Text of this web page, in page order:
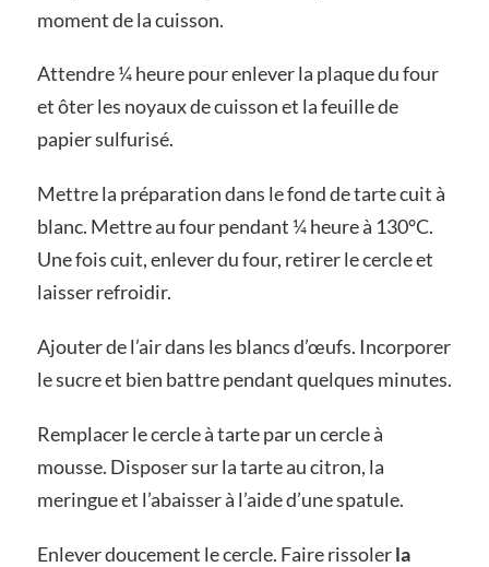
moment de la cuisson.
Attendre ¼ heure pour enlever la plaque du four
et ôter les noyaux de cuisson et la feuille de
papier sulfurisé.
Mettre la préparation dans le fond de tarte cuit à
blanc. Mettre au four pendant ¼ heure à 130°C.
Une fois cuit, enlever du four, retirer le cercle et
laisser refroidir.
Ajouter de l’air dans les blancs d’œufs. Incorporer
le sucre et bien battre pendant quelques minutes.
Remplacer le cercle à tarte par un cercle à
mousse. Disposer sur la tarte au citron, la
meringue et l’abaisser à l’aide d’une spatule.
Enlever doucement le cercle. Faire rissolerla